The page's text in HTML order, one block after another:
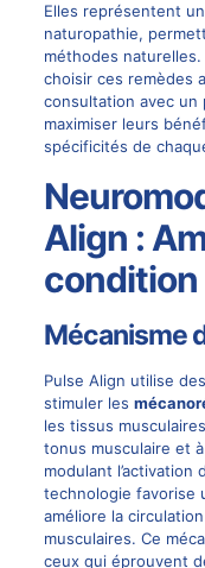
Elles représentent
naturopathie,
méthodes
choisir ces remèdes
consultation avec
maximiser leurs
spécificités de
Align :
Mécanisme
Pulse Align utilise des
stimuler les
les tissus
tonus musculaire et
modulant
technologie favorise
améliore la
musculaires. Ce
ceux qui éprouvent